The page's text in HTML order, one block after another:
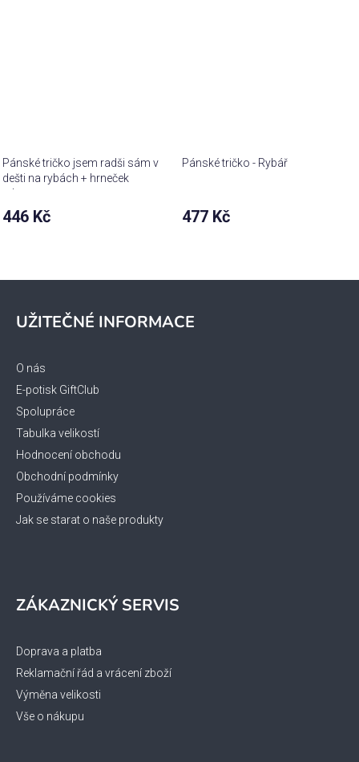
Pánské tričko jsem radši sám v
dešti na rybách + hrneček
zdarma
446 Kč
Pánské tričko - Rybář
477 Kč
UŽITEČNÉ INFORMACE
O nás
E-potisk GiftClub
Spolupráce
Tabulka velikostí
Hodnocení obchodu
Obchodní podmínky
Používáme cookies
Jak se starat o naše produkty
ZÁKAZNICKÝ SERVIS
Doprava a platba
Reklamační řád a vrácení zboží
Výměna velikosti
Vše o nákupu